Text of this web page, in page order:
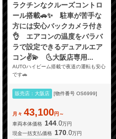
ラクチンなクルーズコントロ
ール搭載🚗✨ 駐車が苦手な
方には安心バックカメラ付き
👌 エアコンの温度をバラバ
ラで設定できるデュアルエア
コン✌️💫 🌜大阪店専用...
AUTOハイビーム搭載で夜道の運転も安心
です🚗
販売店：大阪店 [物件番号 OS6999]
月々 43,100円～
車両本体価格 144.0万円
現金一括支払価格 170 .0万円